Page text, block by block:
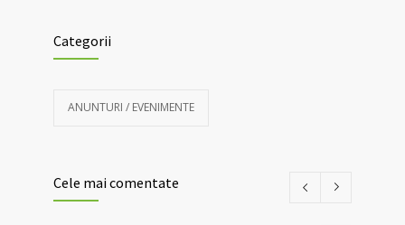
Categorii
ANUNTURI / EVENIMENTE
Cele mai comentate